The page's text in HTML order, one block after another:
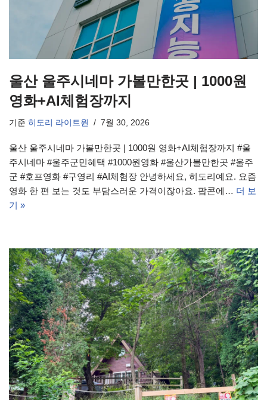
울산 울주시네마 가볼만한곳 | 1000원
영화+AI체험장까지
기준 히도리 라이트원 7월 30, 2026
울산 울주시네마 가볼만한곳 | 1000원 영화+AI체험장까지 #울
주시네마 #울주군민혜택 #1000원영화 #울산가볼만한곳 #울주
군 #호프영화 #구영리 #AI체험장 안녕하세요, 히도리예요. 요즘
영화 한 편 보는 것도 부담스러운 가격이잖아요. 팝콘에… 더 보
기 »